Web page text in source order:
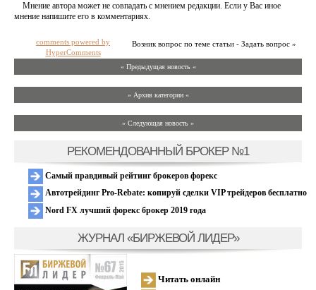
Мнение автора может не совпадать с мнением редакции. Если у Вас иное
мнение напишите его в комментариях.
Возник вопрос по теме статьи - Задать вопрос »
comments powered by
HyperComments
« Предыдущая новость «
» Архив категории «
» Следующая новость »
РЕКОМЕНДОВАННЫЙ БРОКЕР №1
Самый правдивый рейтинг брокеров форекс
Автотрейдинг Pro-Rebate: копируй сделки VIP трейдеров бесплатно
Nord FX лучший форекс брокер 2019 года
ЖУРНАЛ «БИРЖЕВОЙ ЛИДЕР»
Читать онлайн